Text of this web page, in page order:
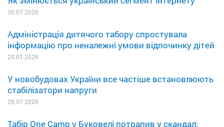
30.07.2026
Адміністрація дитячого табору спростувала
інформацію про неналежні умови відпочинку дітей
29.07.2026
У новобудовах України все частіше встановлюють
стабілізатори напруги
29.07.2026
Табір One Camp у Буковелі потрапив у скандал: